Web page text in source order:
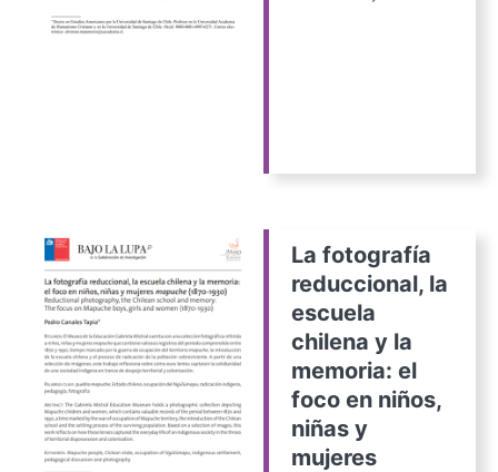
La fotografía
reduccional, la
escuela
chilena y la
memoria: el
foco en niños,
niñas y
mujeres